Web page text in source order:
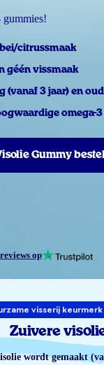
gummies!
citrussmaak
géén vissmaak
(vanaf 3 jaar) en
omega-
Gummy
op
visserij keurmerk
Zuivere
wordt gemaakt